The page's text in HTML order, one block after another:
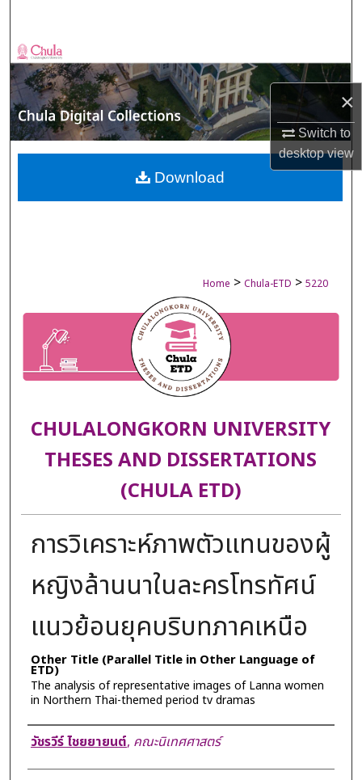
×
Switch to
desktopview
Browse Collections
My Account
About
Digital Commons Network™
Home > Chula-ETD > 5220
CHULALONGKORN UNIVERSITY
THESES AND DISSERTATIONS
(CHULA ETD)
การวิเคราะห์ภาพตัวแทนของผู้
หญิงล้านนาในละครโทรทัศน์
แนวย้อนยุคบริบทภาคเหนือ
Other Title (Parallel Title in Other Language of
ETD)
The analysis of representative images of Lanna women
in Northern Thai-themed period tv dramas
Author
วัชรวีร์ ไชยยายนต์, คณะนิเทศศาสตร์
Download